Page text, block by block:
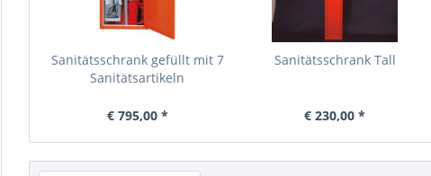
Sanitätsschrank gefüllt mit 7
Sanitätsartikeln
€ 795,00 *
Sanitätsschrank Tall
€ 230,00 *